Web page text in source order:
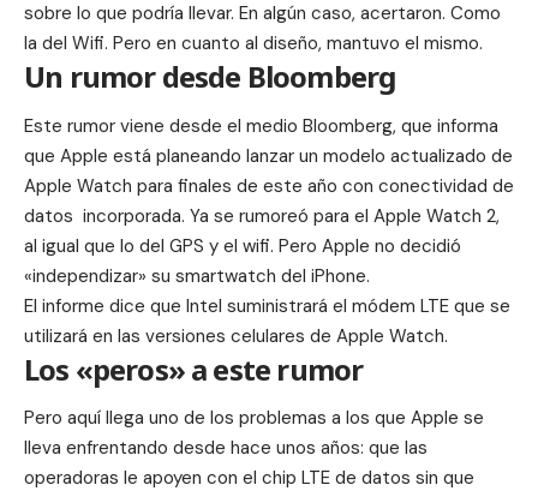
sobre lo que podría llevar. En algún caso, acertaron. Como
la del Wifi. Pero en cuanto al diseño, mantuvo el mismo.
Un rumor desde Bloomberg
Este rumor viene desde el medio Bloomberg, que informa
que Apple está planeando lanzar un modelo actualizado de
Apple Watch para finales de este año con conectividad de
datos incorporada. Ya se rumoreó para el Apple Watch 2,
al igual que lo del GPS y el wifi. Pero Apple no decidió
«independizar» su smartwatch del iPhone.
El informe dice que Intel suministrará el módem LTE que se
utilizará en las versiones celulares de Apple Watch.
Los «peros» a este rumor
Pero aquí llega uno de los problemas a los que Apple se
lleva enfrentando desde hace unos años: que las
operadoras le apoyen con el chip LTE de datos sin que